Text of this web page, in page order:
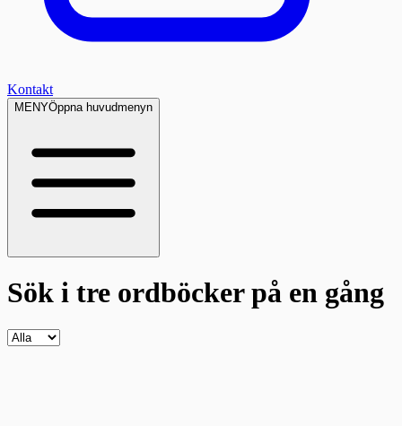
Kontakt
MENYÖppna huvudmenyn
Sök i tre ordböckerpå en gång